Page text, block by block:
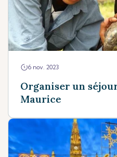
6 nov. 2023
Organiser un
Maurice